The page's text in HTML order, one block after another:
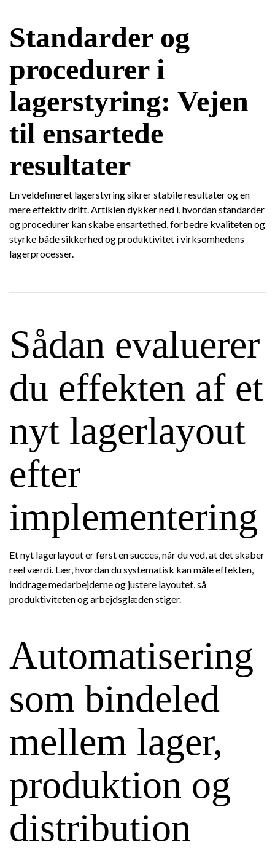
Standarder og
procedurer i
lagerstyring: Vejen
til ensartede
resultater
En veldefineret lagerstyring sikrer stabile resultater og en
mere effektiv drift. Artiklen dykker ned i, hvordan standarder
og procedurer kan skabe ensartethed, forbedre kvaliteten og
styrke både sikkerhed og produktivitet i virksomhedens
lagerprocesser.
Sådan evaluerer
du effekten af et
nyt lagerlayout
efter
implementering
Et nyt lagerlayout er først en succes, når du ved, at det skaber
reel værdi. Lær, hvordan du systematisk kan måle effekten,
inddrage medarbejderne og justere layoutet, så
produktiviteten og arbejdsglæden stiger.
Automatisering
som bindeled
mellem lager,
produktion og
distribution